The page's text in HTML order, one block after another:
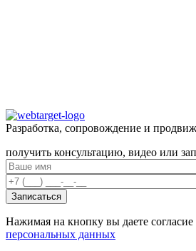
Разработка, сопровождение и
получить консультацию, видео или
Нажимая на кнопку вы даете согласие
персональных данных